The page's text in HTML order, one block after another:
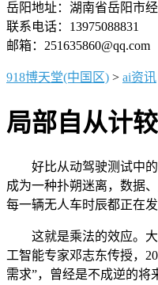
岳阳地址：湖南省岳阳市
联系电话：13975088831
邮箱：251635860@qq.com
918博天堂(中国区) > ai资讯
局部自从计
好比从动驾驶测试中的
成为一种扑朔迷离，数据
每一辆无人车时辰都正在
这就是乘法的效应。大
工智能专家邓志东传授，
需求”，曾经是不成逆的将